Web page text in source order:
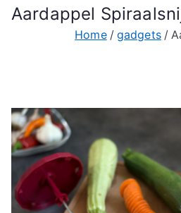
Aardappel
Home gadgets